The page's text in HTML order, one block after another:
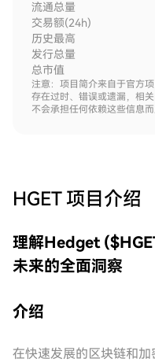
流通总量
交易额(24h)
历史最高
发行总量
总市值
注意：项目简介来自于官方
存在过时、错误或遗漏，相
不会承担任何依赖这些信息
HGET 项目介绍
理解Hedget
未来的全面洞察
介绍
在快速发展的区块链和